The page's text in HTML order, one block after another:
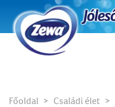
Főoldal Családi élet